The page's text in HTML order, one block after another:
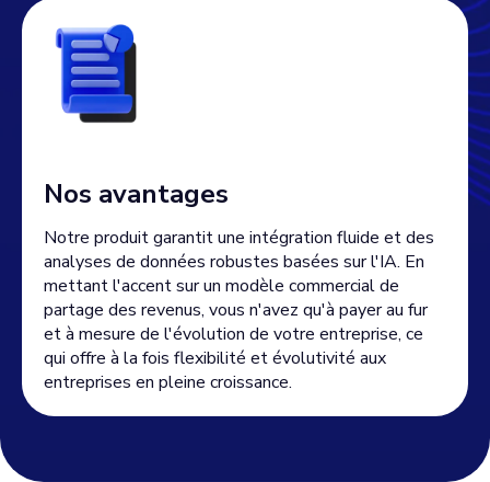
Nos avantages
Notre produit garantit une intégration fluide et des
analyses de données robustes basées sur l'IA. En
mettant l'accent sur un modèle commercial de
partage des revenus, vous n'avez qu'à payer au fur
et à mesure de l'évolution de votre entreprise, ce
qui offre à la fois flexibilité et évolutivité aux
entreprises en pleine croissance.